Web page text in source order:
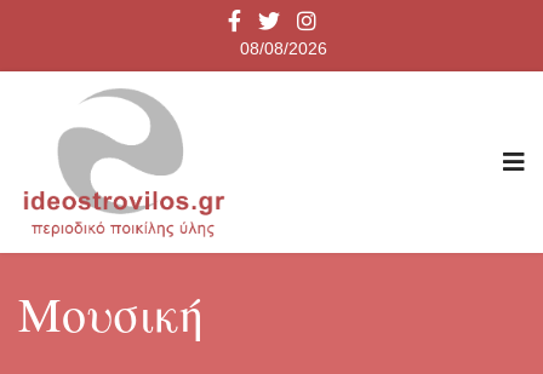
08/08/2026
Μουσική